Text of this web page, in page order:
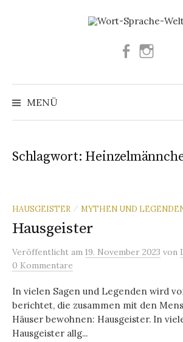
Facebook
MENÜ
Schlagwort:
HAUSGEISTER / MYTHEN UND
Hausgeister
Veröffentlicht am 19. November 2023 von
0 Kommentare
In vielen Sagen und Legenden wird
berichtet, die zusammen mit den
Häuser bewohnen: Hausgeister. In
Hausgeister allg...